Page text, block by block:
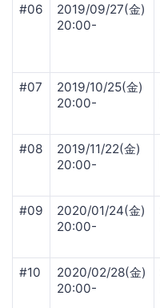
#06
2019/09/27(金)
20:00-
#07
2019/10/25(金)
20:00-
#08
2019/11/22(金)
20:00-
#09
2020/01/24(金)
20:00-
#10
2020/02/28(金)
20:00-